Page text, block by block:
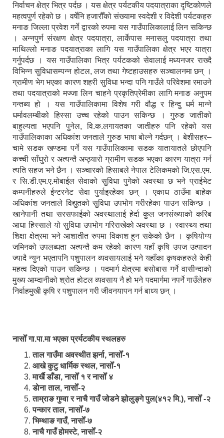
निर्वाचन क्षेत्र भित्र पर्दछ । यस क्षेत्र पर्यटकीय पदयात्राका दृष्टिकोणले
महत्वपुर्ण रहेको छ । वर्षेनि हजारौँको संख्यामा स्वदेशी र विदेशी पर्यटकहरु
मनाङ जिल्ला प्रवेश गर्ने द्वारको रुपमा यस गाउँपालिकालाई लिन सकिन्छ
। अन्नपुर्ण संरक्षण क्षेत्र पदयात्रा, लार्केपास मनासलु पदयात्रा तथा
माथिल्लो मनाङ पदयात्राका लागि यस गाउँपालिका क्षेत्र भएर यात्रा
गर्नुपर्दछ । यस गाउँपालिका भित्र पर्यटकको सेवालाई मध्यनजर राख्दै
विभिन्न सुविधासम्पन्न होटल, लज तथा गेष्टहाउसहरु सञ्चालनमा छन् ।
ग्रामीण भेग भएका कारण शहरी सुविधा भन्दा पनि गाउँले परिवेशमा रमाउने
तथा पदयात्राको मज्जा लिन चाहने प्रकृतिप्रेमीका लागि मनाङ अनुपम
गन्तब्य हो । यस गाउँपालिकामा विशेष गरी वौद्ध र हिन्दु धर्म मान्ने
धर्मावलम्बीको हिस्सा उच्च रहेको पाउन सकिन्छ । गुरुङ जातीको
बाहुल्यता भएपनि पुनेल, वि.क.लगायतका जातीहरु पनि रहेको यस
गाउँपालिकाका अधिकांश जनताले गुरुङ भाषा बोल्ने गर्दछन् । बेशीसहर–
चामे सडक खण्डमा पर्ने यस गाउँपालिकामा सडक यातायातले छोएपनि
कच्ची साँघुरो र अत्यन्तै अप्ठ्यारो ग्रामीण सडक भएका कारण यात्रा गर्न
त्यति सहज भने छैन । सञ्चारको हिसाबले नेपाल टेलिकमको जि.एस.एम.
र सि.डी.एम.ए.मोबाईल सेवाको सुविधा पुगेको अवस्था छ भने प्राईभेट
कम्पनीहरुले ईन्टरनेट सेवा पुर्याइरहेका छन् । एकाध ठाउँमा बाहेक
अधिकांश जनताले विद्युतको सुविधा उपभोग गरीरहेका पाउन सकिन्छ ।
खानेपानी तथा सरसफाईको अवस्थालाई हेर्दा कुल जनसंख्याको करिब
आधा हिस्साले यो सुविधा उपभोग गरिराखेको अवस्था छ । स्वास्थ्य तथा
शिक्षा क्षेत्रमा भने आशातीत रुपमा विकाश हुन सकेको छैन । कृषियोग्य
जमिनको उपलब्धता अत्यन्तै कम रहेको कारण यहाँ कृषि उपज उत्पादन
ज्यादै न्युन भएतापनि पशुपालन व्यवसायलाई भने यहाँका कृषकहरुले केही
महत्व दिएको पाउन सकिन्छ । पदमार्ग क्षेत्रमा बसोबास गर्ने वासीन्दाको
मुख्य आम्दानीको श्रोत होटल व्यवसाय नै हो भने पदमार्गमा नपर्ने गाउँलेहरु
निर्वाहमुखी कृषि र पशुपालन गरी जीवनयापन गर्न बाध्य छन् ।
नासोँ गा.पा.मा भएका प्रर्यटकीय स्थलहरु
ताल गाउँमा अवस्थीत झर्ना, नासोँ-१
आखे कुटु धार्मिक स्थल, नासोँ-१
मार्खै डाँडा, नासोँ १ र नासोँ ४
डाेना ताल, नासोँ-२
ताम्राङ गुम्वा र नाचै गाउँ जोडने झोलुङ्गे पुल(४१२ मि.), नासोँ -२
पन्कार ताल, नासोँ-७
भिम्थाङ गाउँ, नासोँ-७
नाचै गाउँ होमस्टे, नासोँ-२